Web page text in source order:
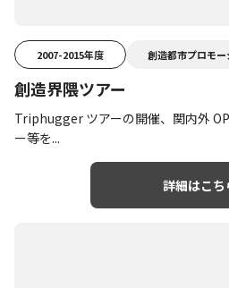
2007-2015年度 創造都市プロモ
創造界隈ツアー
Triphugger ツアーの開催、関内外
ー等を...
詳細はこち